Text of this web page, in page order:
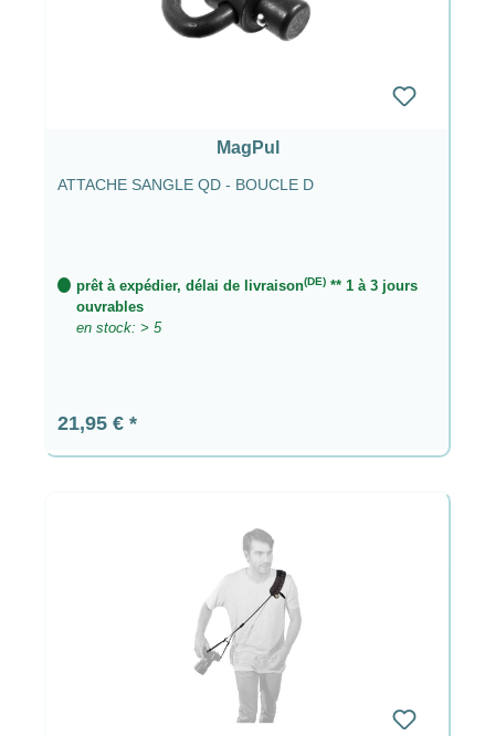
MagPul
ATTACHE SANGLE QD - BOUCLE D
prêt à expédier, délai de livraison(DE) ** 1 à 3 jours
ouvrables
en stock: > 5
Prix régulier :
21,95 €